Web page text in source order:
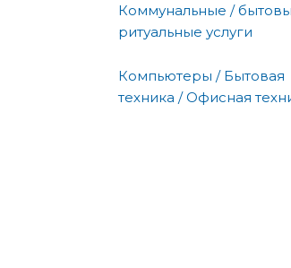
Коммунальные /
ритуальные услуги
Компьютеры / Бытовая
техника / Офисная